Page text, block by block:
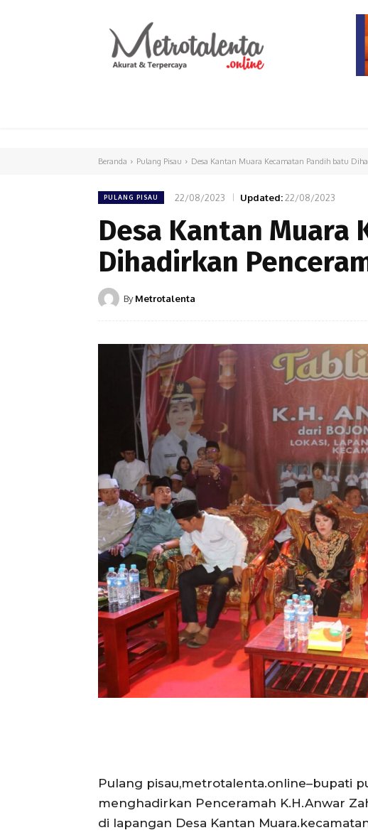
Beranda Pulang Pisau Desa Kantan Muara Kecamatan Pandih batu
PULANG PISAU 22/08/2023 Updated:22/08/2023
Desa Kantan Muara
Dihadirkan
By Metrotalenta
Pulang pisau,metrotalenta.online–bupati
menghadirkan Penceramah K.H.Anwar
di lapangan Desa Kantan